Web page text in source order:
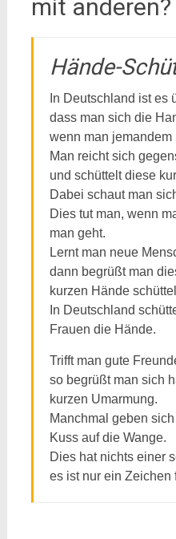
mit anderen?
Hände-
In Deutschland ist es
dass man sich die
wenn man jemandem
Man reicht sich
und schüttelt diese
Dabei schaut man
Dies tut man, wenn
man geht.
Lernt man neue
dann begrüßt man
kurzen Hände
In Deutschland
Frauen die Hände.
Trifft man gute
so begrüßt man sich
kurzen Umarmung.
Manchmal geben
Kuss auf die Wange.
Dies hat nichts einer
es ist nur ein Zeichen